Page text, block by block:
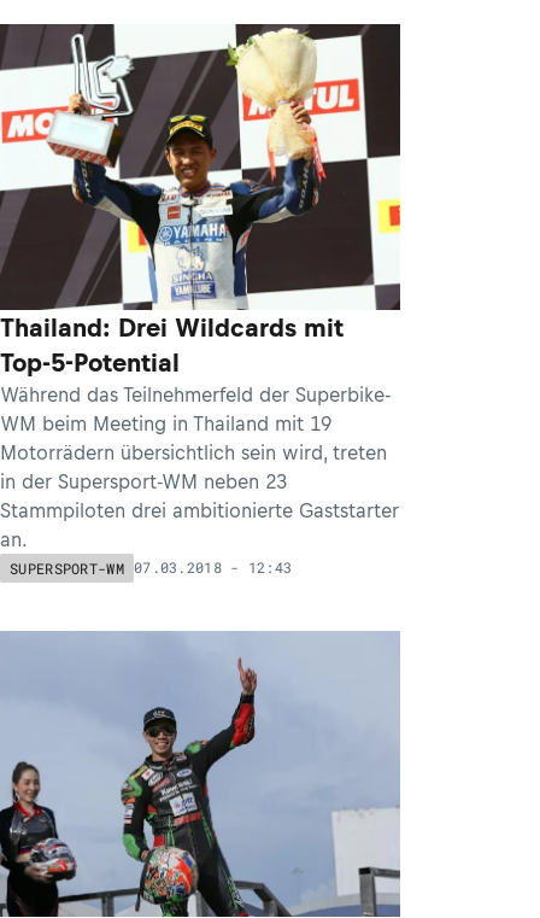
Thailand: Drei Wildcards mit
Top-5-Potential
Während das Teilnehmerfeld der Superbike-
WM beim Meeting in Thailand mit 19
Motorrädern übersichtlich sein wird, treten
in der Supersport-WM neben 23
Stammpiloten drei ambitionierte Gaststarter
an.
SUPERSPORT-WM 07.03.2018 - 12:43